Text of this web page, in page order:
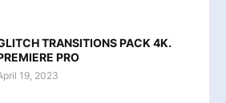
TRANSITIONS PACK 4K.
PRO
19, 2023